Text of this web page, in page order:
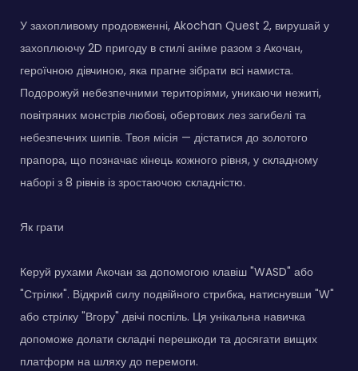
У захопливому продовженні, Akochan Quest 2, вирушай у
захоплюючу 2D пригоду в стилі аніме разом з Акочан,
героїчною дівчиною, яка прагне зібрати всі намиста.
Подорожуй небезпечними територіями, уникаючи нежиті,
повітряних монстрів любові, обертових лез загибелі та
небезпечних шипів. Твоя місія — дістатися до золотого
прапора, що позначає кінець кожного рівня, у складному
наборі з 8 рівнів із зростаючою складністю.
Як грати
Керуй рухами Акочан за допомогою клавіш "WASD" або
"Стрілки". Відкрий силу подвійного стрибка, натиснувши "W"
або стрілку "Вгору" двічі поспіль. Ця унікальна навичка
допоможе долати складні перешкоди та досягати вищих
платформ на шляху до перемоги.